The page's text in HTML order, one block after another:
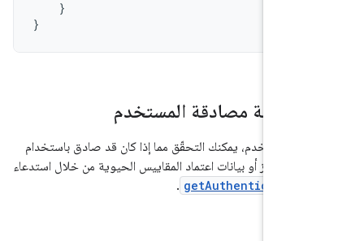
طريقة مصادقة المستخدم
المستخدم، يمكنك التحقّق مما إذا كان قد صادق باستخدام
الجهاز أو بيانات اعتماد المقاييس الحيوية من خلال استدعاء
.